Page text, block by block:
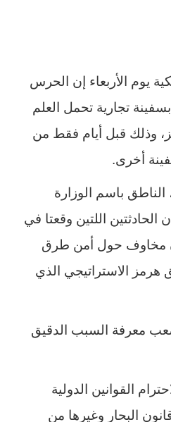
يوم الأربعاء إن الحرس
تجارية تحمل العلم
وذلك قبل أيام فقط من
أخرى.
باسم الوزارة
اللتين وقعتا في
مخاوف حول أمن طرق
هرمز الاستراتيجي الذي
معرفة السبب الدقيق
القوانين الدولية
البحار وغيرها من